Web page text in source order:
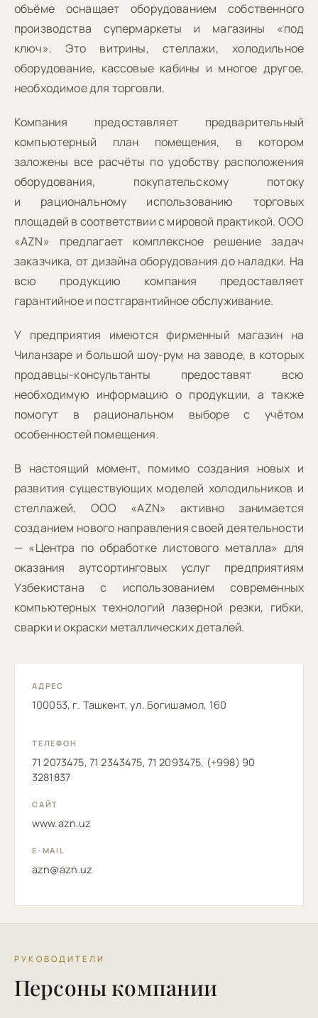
объёме оснащает оборудованием собственного
производства супермаркеты и магазины «под
ключ». Это витрины, стеллажи, холодильное
оборудование, кассовые кабины и многое другое,
необходимое для торговли.
Компания предоставляет предварительный
компьютерный план помещения, в котором
заложены все расчёты по удобству расположения
оборудования, покупательскому потоку
и рациональному использованию торговых
площадей в соответствии с мировой практикой. ООО
«AZN» предлагает комплексное решение задач
заказчика, от дизайна оборудования до наладки. На
всю продукцию компания предоставляет
гарантийное и постгарантийное обслуживание.
У предприятия имеются фирменный магазин на
Чиланзаре и большой шоу-рум на заводе, в которых
продавцы-консультанты предоставят всю
необходимую информацию о продукции, а также
помогут в рациональном выборе с учётом
особенностей помещения.
В настоящий момент, помимо создания новых и
развития существующих моделей холодильников и
стеллажей, ООО «AZN» активно занимается
созданием нового направления своей деятельности
— «Центра по обработке листового металла» для
оказания аутсортинговых услуг предприятиям
Узбекистана c использованием современных
компьютерных технологий лазерной резки, гибки,
сварки и окраски металлических деталей.
АДРЕС
100053, г. Ташкент, ул. Богишамол, 160
ТЕЛЕФОН
71 2073475, 71 2343475, 71 2093475, (+998) 90
3281837
САЙТ
www.azn.uz
E-MAIL
azn@azn.uz
РУКОВОДИТЕЛИ
Персоны компании